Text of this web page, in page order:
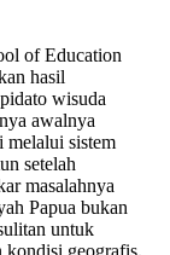
of Education
hasil
wisuda
awalnya
melalui sistem
setelah
masalahnya
Papua bukan
untuk
kondisi geografis.